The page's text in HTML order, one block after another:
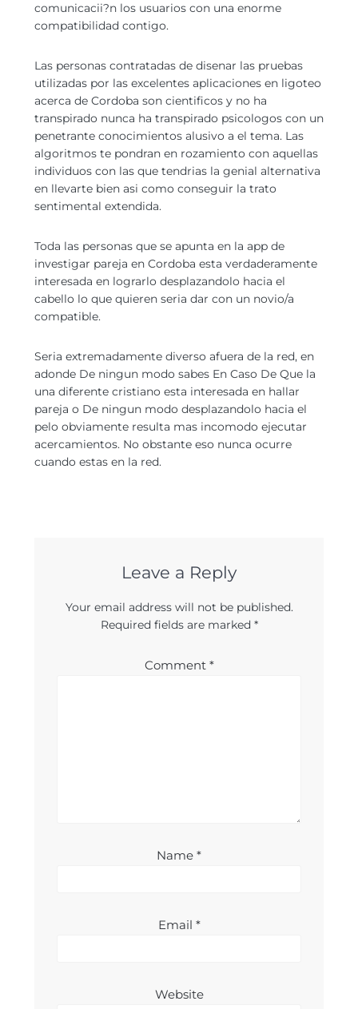
comunicacii?n los usuarios con una enorme
compatibilidad contigo.
Las personas contratadas de disenar las pruebas
utilizadas por las excelentes aplicaciones en ligoteo
acerca de Cordoba son cientificos y no ha
transpirado nunca ha transpirado psicologos con un
penetrante conocimientos alusivo a el tema. Las
algoritmos te pondran en rozamiento con aquellas
individuos con las que tendri­as la genial alternativa
en llevarte bien asi­ como conseguir la trato
sentimental extendida.
Toda las personas que se apunta en la app de
investigar pareja en Cordoba esta verdaderamente
interesada en lograrlo desplazandolo hacia el
cabello lo que quieren seri­a dar con un novio/a
compatible.
Seri­a extremadamente diverso afuera de la red, en
adonde De ningun modo sabes En Caso De Que la
una diferente cristiano esta interesada en hallar
pareja o De ningun modo desplazandolo hacia el
pelo obviamente resulta mas incomodo ejecutar
acercamientos. No obstante eso nunca ocurre
cuando estas en la red.
Leave a Reply
Your email address will not be published.
Required fields are marked *
Comment *
Name *
Email *
Website